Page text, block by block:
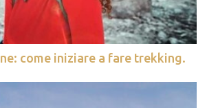
come iniziare a fare trekking.